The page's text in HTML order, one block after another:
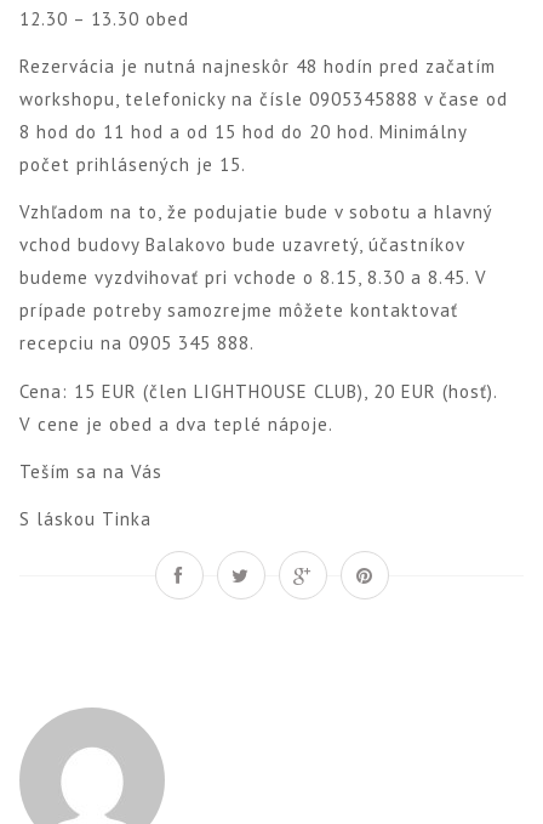
12.30 – 13.30 obed
Rezervácia je nutná najneskôr 48 hodín pred začatím
workshopu, telefonicky na čísle 0905345888 v čase od
8 hod do 11 hod a od 15 hod do 20 hod. Minimálny
počet prihlásených je 15.
Vzhľadom na to, že podujatie bude v sobotu a hlavný
vchod budovy Balakovo bude uzavretý, účastníkov
budeme vyzdvihovať pri vchode o 8.15, 8.30 a 8.45. V
prípade potreby samozrejme môžete kontaktovať
recepciu na 0905 345 888.
Cena: 15 EUR (člen LIGHTHOUSE CLUB), 20 EUR (hosť).
V cene je obed a dva teplé nápoje.
Teším sa na Vás
S láskou Tinka